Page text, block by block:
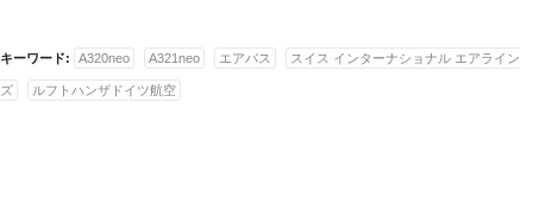
キーワード: A320neo A321neo エアバス スイス インターナショナル エアライン
ズ ルフトハンザドイツ航空